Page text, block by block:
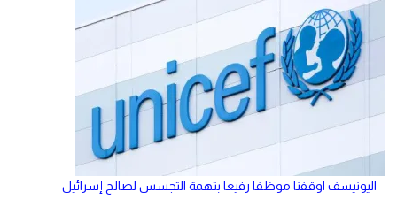
اليونيسف اوقفنا موظفا رفيعا بتهمة التجسس لصالح إسرائيل